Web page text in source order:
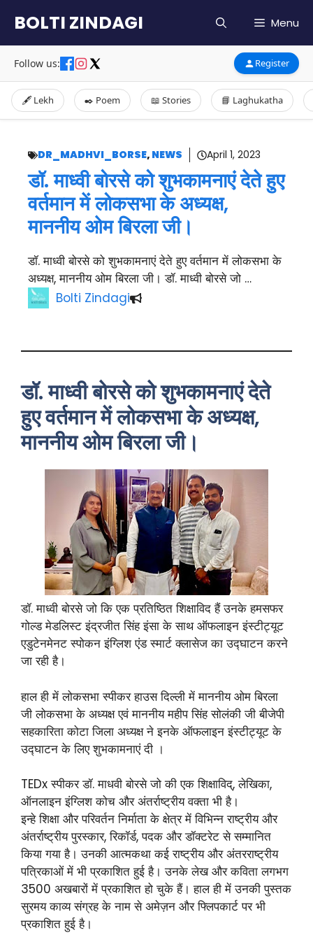
content
BOLTI ZINDAGI Menu
Follow us: Register
🖋️ Lekh ✒️ Poem 📖 Stories 📘 Laghukatha
DR_MADHVI_BORSE, NEWS April 1, 2023
डॉ. माध्वी बोरसे को शुभकामनाएं देते हुए
वर्तमान में लोकसभा के अध्यक्ष,
माननीय ओम बिरला जी।
डॉ. माध्वी बोरसे को शुभकामनाएं देते हुए वर्तमान में लोकसभा के
अध्यक्ष, माननीय ओम बिरला जी। डॉ. माध्वी बोरसे जो …
Bolti Zindagi
डॉ. माध्वी बोरसे को शुभकामनाएं देते
हुए वर्तमान में लोकसभा के अध्यक्ष,
माननीय ओम बिरला जी।
डॉ. माध्वी बोरसे जो कि एक प्रतिष्ठित शिक्षाविद हैं उनके हमसफर
गोल्ड मेडलिस्ट इंद्रजीत सिंह इंसा के साथ ऑफलाइन इंस्टीट्यूट
एडुटेनमेनट स्पोकन इंग्लिश एंड स्मार्ट क्लासेज का उद्घाटन करने
जा रही है।
हाल ही में लोकसभा स्पीकर हाउस दिल्ली में माननीय ओम बिरला
जी लोकसभा के अध्यक्ष एवं माननीय महीप सिंह सोलंकी जी बीजेपी
सहकारिता कोटा जिला अध्यक्ष ने इनके ऑफलाइन इंस्टीट्यूट के
उद्घाटन के लिए शुभकामनाएं दी ।
TEDx स्पीकर डॉ. माधवी बोरसे जो की एक शिक्षाविद्, लेखिका,
ऑनलाइन इंग्लिश कोच और अंतर्राष्ट्रीय वक्ता भी है।
इन्हे शिक्षा और परिवर्तन निर्माता के क्षेत्र में विभिन्न राष्ट्रीय और
अंतर्राष्ट्रीय पुरस्कार, रिकॉर्ड, पदक और डॉक्टरेट से सम्मानित
किया गया है। उनकी आत्मकथा कई राष्ट्रीय और अंतरराष्ट्रीय
पत्रिकाओं में भी प्रकाशित हुई है। उनके लेख और कविता लगभग
3500 अखबारों में प्रकाशित हो चुके हैं। हाल ही में उनकी पुस्तक
सुरमय काव्य संग्रह के नाम से अमेज़न और फ्लिपकार्ट पर भी
प्रकाशित हुई है।